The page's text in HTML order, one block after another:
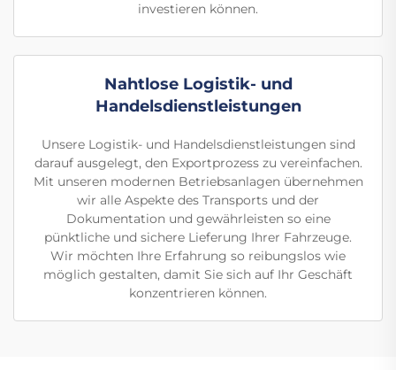
investieren können.
Nahtlose Logistik- und
Handelsdienstleistungen
Unsere Logistik- und Handelsdienstleistungen sind
darauf ausgelegt, den Exportprozess zu vereinfachen.
Mit unseren modernen Betriebsanlagen übernehmen
wir alle Aspekte des Transports und der
Dokumentation und gewährleisten so eine
pünktliche und sichere Lieferung Ihrer Fahrzeuge.
Wir möchten Ihre Erfahrung so reibungslos wie
möglich gestalten, damit Sie sich auf Ihr Geschäft
konzentrieren können.